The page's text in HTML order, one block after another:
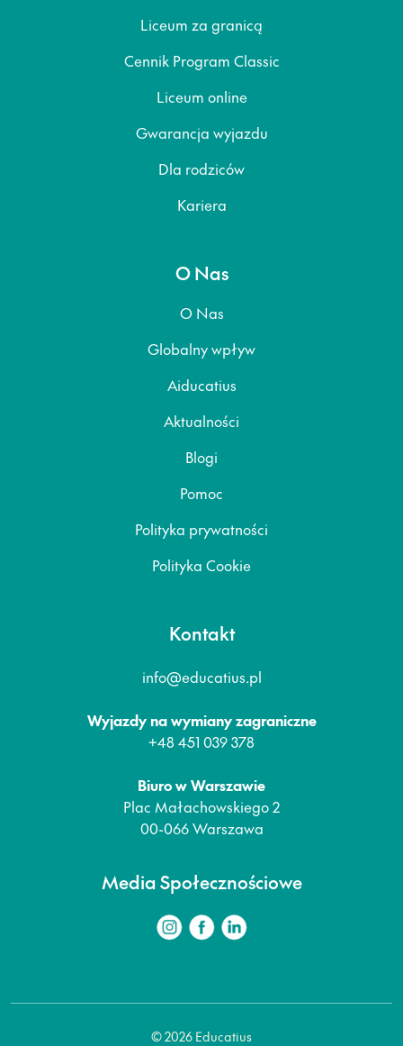
Liceum za granicą
Cennik Program Classic
Liceum online
Gwarancja wyjazdu
Dla rodziców
Kariera
O Nas
O Nas
Globalny wpływ
Aiducatius
Aktualności
Blogi
Pomoc
Polityka prywatności
Polityka Cookie
Kontakt
info@educatius.pl
Wyjazdy na wymiany zagraniczne
+48 451 039 378
Biuro w Warszawie
Plac Małachowskiego 2
00-066 Warszawa
Media Społecznościowe
© 2026 Educatius